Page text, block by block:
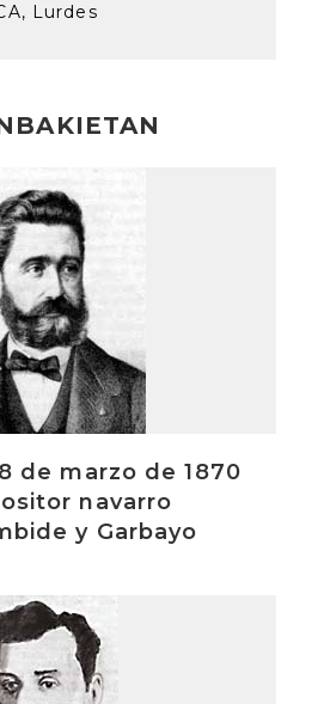
Lurdes
de marzo de 1870
navarro
y Garbayo